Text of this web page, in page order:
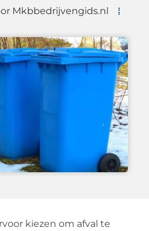
Mkbbedrijvengids.nl
kiezen om afval te